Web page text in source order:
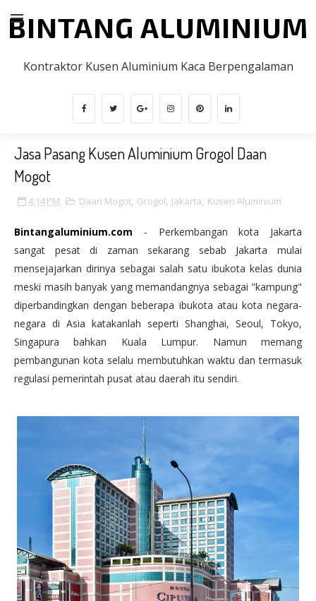
BINTANG ALUMINIUM
Kontraktor Kusen Aluminium Kaca Berpengalaman
Jasa Pasang Kusen Aluminium Grogol Daan
Mogot
4:14 PM Daan Mogot, Grogol, Jakarta, Kusen Aluminium
Bintangaluminium.com - Perkembangan kota Jakarta
sangat pesat di zaman sekarang sebab Jakarta mulai
mensejajarkan dirinya sebagai salah satu ibukota kelas dunia
meski masih banyak yang memandangnya sebagai "kampung"
diperbandingkan dengan beberapa ibukota atau kota negara-
negara di Asia katakanlah seperti Shanghai, Seoul, Tokyo,
Singapura bahkan Kuala Lumpur. Namun memang
pembangunan kota selalu membutuhkan waktu dan termasuk
regulasi pemerintah pusat atau daerah itu sendiri.